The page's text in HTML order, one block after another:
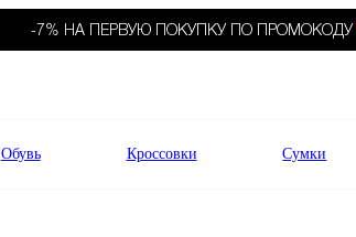
-7% НА ПЕРВУЮ ПОКУПКУ ПО ПРОМОКОДУ
Обувь Кроссовки Сумки